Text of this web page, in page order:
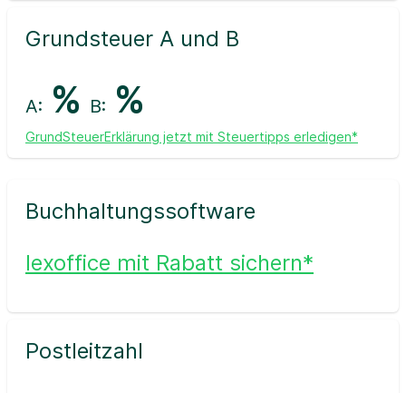
Grundsteuer A und B
A: % B: %
GrundSteuerErklärung jetzt mit Steuertipps erledigen*
Buchhaltungssoftware
lexoffice mit Rabatt sichern*
Postleitzahl